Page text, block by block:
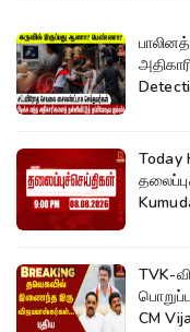
Today
TVK-
CM